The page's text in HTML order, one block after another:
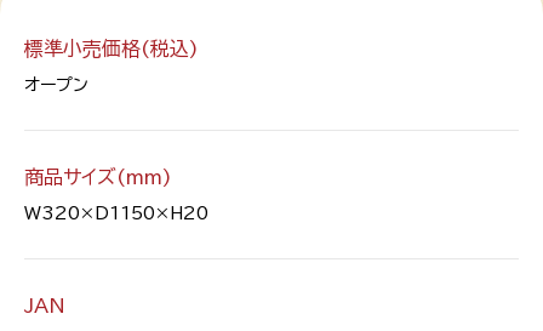
標準小売価格(税込)
オープン
商品サイズ(mm)
W320×D1150×H20
JAN